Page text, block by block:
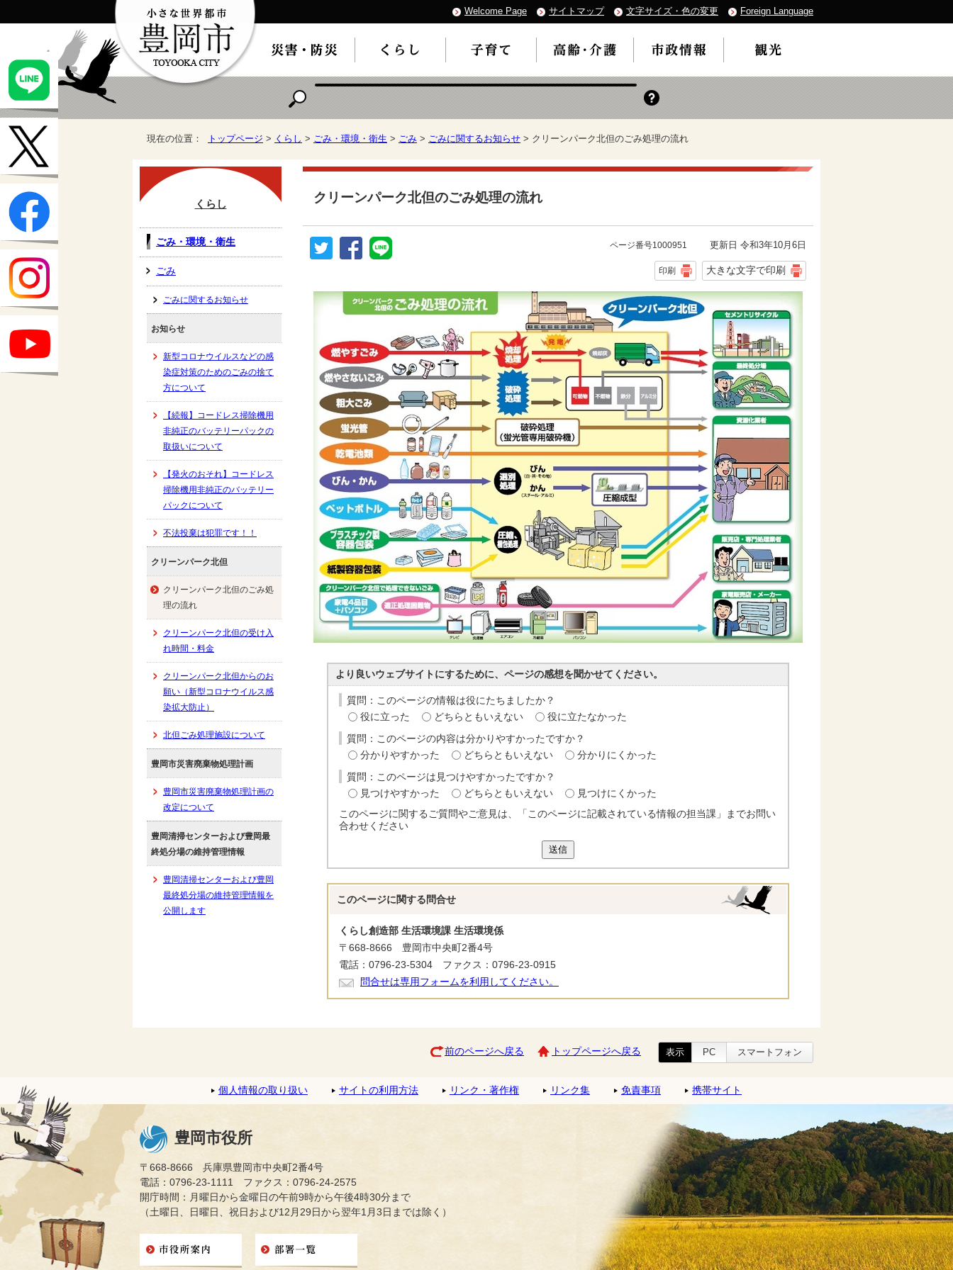
Welcome Page サイトマップ 文字サイズ・色の変更 Foreign Language
現在の位置： トップページ > くらし > ごみ・環境・衛生 > ごみ > ごみに関するお知らせ > クリーンパーク北但のごみ処理の流れ
クリーンパーク北但のごみ処理の流れ
ページ番号1000951 更新日 令和3年10月6日
印刷 大きな文字で印刷
より良いウェブサイトにするために、ページの感想を聞かせてください。
質問：このページの情報は役にたちましたか？
役に立った
どちらともいえない 役に立たなかった
質問：このページの内容は分かりやすかったですか？
分かりやすかった
どちらともいえない 分かりにくかった
質問：このページは見つけやすかったですか？
見つけやすかった
どちらともいえない
見つけにくかった
このページに関するご質問やご意見は、「このページに記載されている情報の担当課」までお問い
合わせください
送信
このページに関する 問合せ
くらし創造部 生活環境課 生活環境係
〒668-8666 豊岡市中央町2番4号
電話：0796-23-5304 ファクス：0796-23-0915
問合せは専用フォームを利用してください。
くらし
ごみ・環境・衛生
ごみ
ごみに関するお知らせ
お知らせ
新型コロナウイルスなどの感
染症対策のためのごみの捨て
方について
【続報】コードレス掃除機用
非純正のバッテリーパックの
取扱いについて
【発火のおそれ】コードレス
掃除機用非純正のバッテリー
パックについて
不法投棄は犯罪です！！
クリーンパーク北但
クリーンパーク北但のごみ処
理の流れ
クリーンパーク北但の受け入
れ時間・料金
クリーンパーク北但からのお
願い（新型コロナウイルス感
染拡大防止）
北但ごみ処理施設について
豊岡市災害廃棄物処理計画
豊岡市災害廃棄物処理計画の
改定について
豊岡清掃センターおよび豊岡最
終処分場の維持管理情報
豊岡清掃センターおよび豊岡
最終処分場の維持管理情報を
公開します
前のページへ戻る トップページへ戻る 表示 PC スマートフォン
個人情報の取り扱い サイトの利用方法 リンク・著作権 リンク集 免責事項 携帯サイト
豊岡市役所
〒668-8666 兵庫県豊岡市中央町2番4号
電話：0796-23-1111 ファクス：0796-24-2575
開庁時間：月曜日から金曜日の午前9時から午後4時30分まで
（土曜日、日曜日、祝日および12月29日から翌年1月3日までは除く）